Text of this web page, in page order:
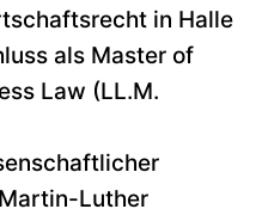
in Halle
als Master of
Law (LL.M.
Luther